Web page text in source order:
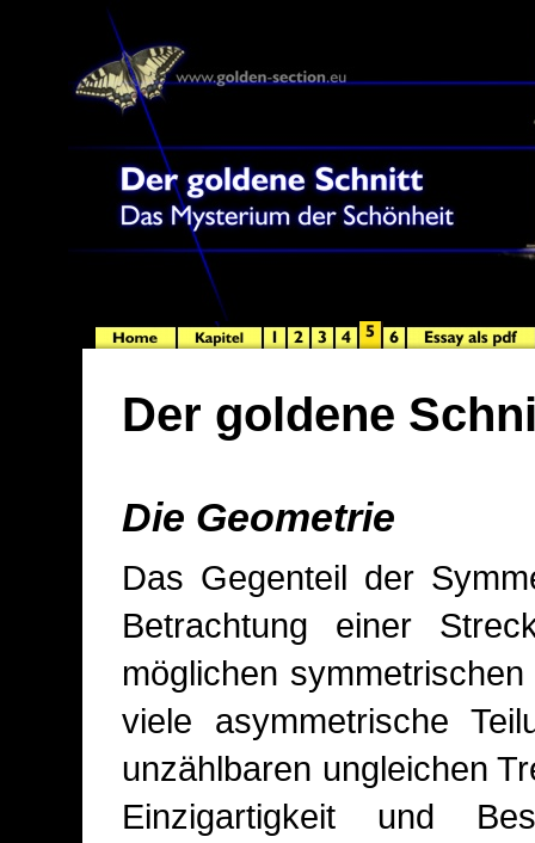
Der goldene
Die Geometrie
Das Gegenteil der
Betrachtung einer
möglichen
viele asymmetrische
unzählbaren ungleichen
Einzigartigkeit und